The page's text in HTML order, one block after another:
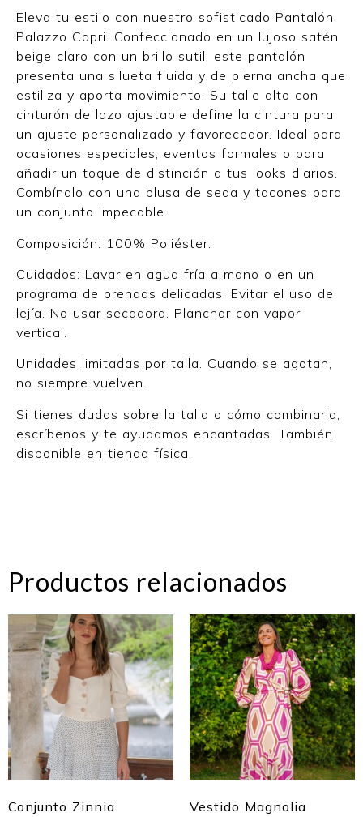
Eleva tu estilo con nuestro sofisticado Pantalón
Palazzo Capri. Confeccionado en un lujoso satén
beige claro con un brillo sutil, este pantalón
presenta una silueta fluida y de pierna ancha que
estiliza y aporta movimiento. Su talle alto con
cinturón de lazo ajustable define la cintura para
un ajuste personalizado y favorecedor. Ideal para
ocasiones especiales, eventos formales o para
añadir un toque de distinción a tus looks diarios.
Combínalo con una blusa de seda y tacones para
un conjunto impecable.
Composición: 100% Poliéster.
Cuidados: Lavar en agua fría a mano o en un
programa de prendas delicadas. Evitar el uso de
lejía. No usar secadora. Planchar con vapor
vertical.
Unidades limitadas por talla. Cuando se agotan,
no siempre vuelven.
Si tienes dudas sobre la talla o cómo combinarla,
escríbenos y te ayudamos encantadas. También
disponible en tienda física.
Productos relacionados
Conjunto Zinnia Vestido Magnolia